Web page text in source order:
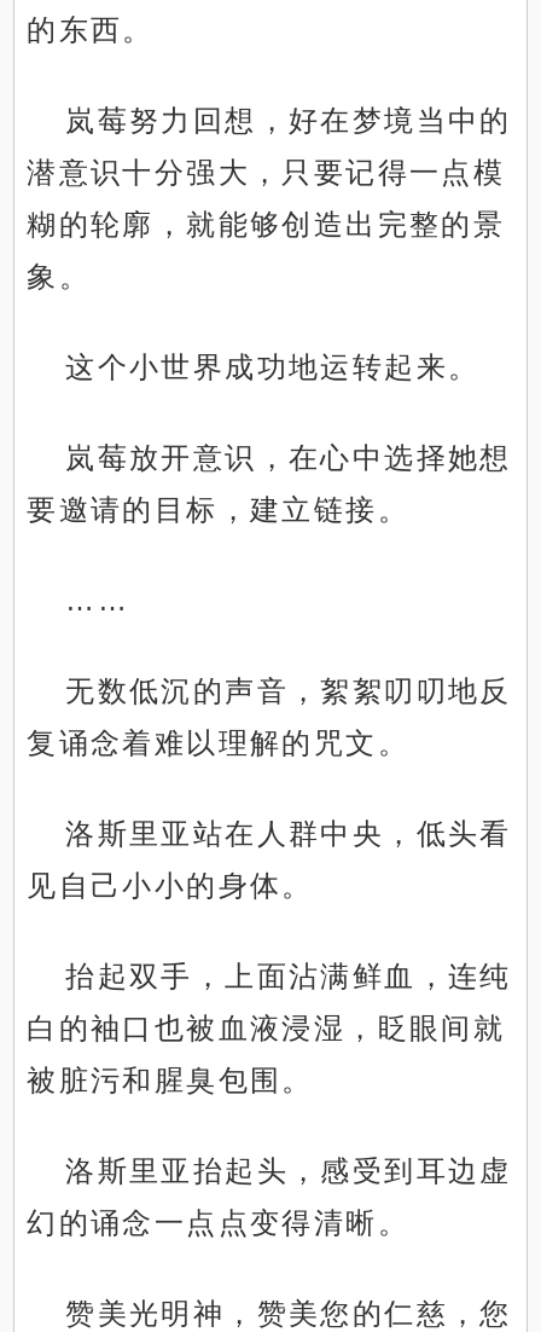
的东西。
岚莓努力回想，好在梦境当中的
潜意识十分强大，只要记得一点模
糊的轮廓，就能够创造出完整的景
象。
这个小世界成功地运转起来。
岚莓放开意识，在心中选择她想
要邀请的目标，建立链接。
……
无数低沉的声音，絮絮叨叨地反
复诵念着难以理解的咒文。
洛斯里亚站在人群中央，低头看
见自己小小的身体。
抬起双手，上面沾满鲜血，连纯
白的袖口也被血液浸湿，眨眼间就
被脏污和腥臭包围。
洛斯里亚抬起头，感受到耳边虚
幻的诵念一点点变得清晰。
赞美光明神，赞美您的仁慈，您